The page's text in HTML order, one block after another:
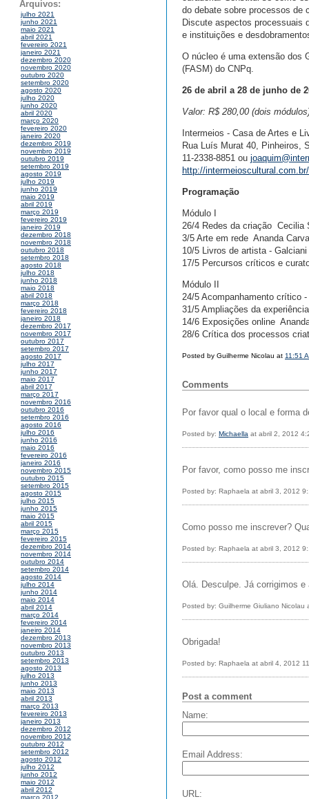
Arquivos:
julho 2021
junho 2021
maio 2021
abril 2021
fevereiro 2021
janeiro 2021
dezembro 2020
novembro 2020
outubro 2020
setembro 2020
agosto 2020
julho 2020
junho 2020
abril 2020
março 2020
fevereiro 2020
janeiro 2020
dezembro 2019
novembro 2019
outubro 2019
setembro 2019
agosto 2019
julho 2019
junho 2019
maio 2019
abril 2019
março 2019
fevereiro 2019
janeiro 2019
dezembro 2018
novembro 2018
outubro 2018
setembro 2018
agosto 2018
julho 2018
junho 2018
maio 2018
abril 2018
março 2018
fevereiro 2018
janeiro 2018
dezembro 2017
novembro 2017
outubro 2017
setembro 2017
agosto 2017
julho 2017
junho 2017
maio 2017
abril 2017
março 2017
novembro 2016
outubro 2016
setembro 2016
agosto 2016
julho 2016
junho 2016
maio 2016
fevereiro 2016
janeiro 2016
novembro 2015
outubro 2015
setembro 2015
agosto 2015
julho 2015
junho 2015
maio 2015
abril 2015
março 2015
fevereiro 2015
dezembro 2014
novembro 2014
outubro 2014
setembro 2014
agosto 2014
julho 2014
junho 2014
maio 2014
abril 2014
março 2014
fevereiro 2014
janeiro 2014
dezembro 2013
novembro 2013
outubro 2013
setembro 2013
agosto 2013
julho 2013
junho 2013
maio 2013
abril 2013
março 2013
fevereiro 2013
janeiro 2013
dezembro 2012
novembro 2012
outubro 2012
setembro 2012
agosto 2012
julho 2012
junho 2012
maio 2012
abril 2012
do debate sobre processos de
Discute aspectos processuais
e instituições e
O núcleo é uma extensão dos
(FASM) do CNPq.
26 de abril a 28 de junho de
Valor: R$ 280,00 (dois
Intermeios - Casa de Artes e
Rua Luís Murat 40, Pinheiros,
11-2338-8851 ou
http://
Programação
Módulo I
26/4 Redes da criação  Cecilia
3/5 Arte em rede  Ananda
10/5 Livros de artista -
17/5 Percursos críticos e
Módulo II
24/5 Acompanhamento crítico
31/5 Ampliações da
14/6 Exposições online 
28/6 Crítica dos processos
Posted by Guilherme Nicolau at 11:51
Comments
Por favor qual o local e forma
Posted by: Michaella at abril 2, 2012
Por favor, como posso me
Posted by: Raphaela at abril 3, 2012
Como posso me inscrever?
Posted by: Raphaela at abril 3, 2012
Olá. Desculpe. Já corrigimos
Posted by: Guilherme Giuliano Nicolau
Obrigada!
Posted by: Raphaela at abril 4, 2012
Post a comment
Name:
Email Address:
URL: